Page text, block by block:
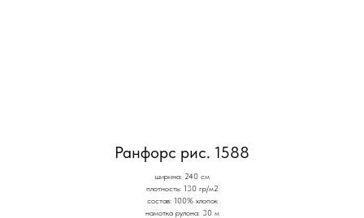
Ранфорс рис. 1588
ширина: 240 см
плотность: 130 гр/м2
состав: 100% хлопок
намотка рулона: 30 м